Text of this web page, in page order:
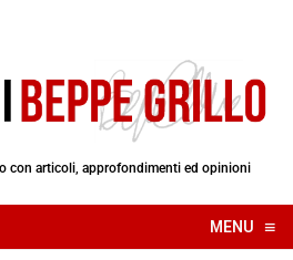
con articoli, approfondimenti ed opinioni
MENU ≡
☰